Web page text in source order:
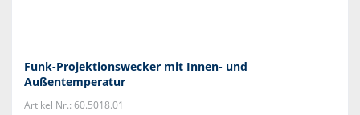
Funk-Projektionswecker mit Innen- und
Außentemperatur
Artikel Nr.: 60.5018.01